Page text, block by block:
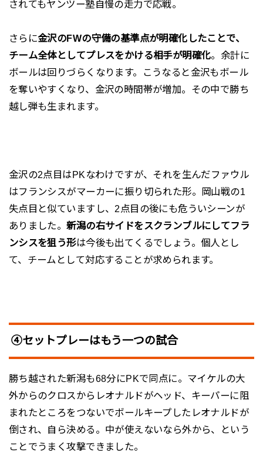
されてもヤンツー塾自慢の走力で応戦。
さらに金沢のFWの守備の基準点が明確化したことで、
チーム全体としてプレスをかける相手が明確化。余計に
ボールは回りづらくなります。こうなると金沢もボール
を奪いやすくなり、金沢の時間帯が増加。その中で勝ち
越し弾も生まれます。
金沢の2点目はPKなわけですが、それを生んだファウル
はフランシスがマーカーに振り切られた形。岡山戦の1
失点目と似ていますし、2点目の後にも危ういシーンが
ありました。新潟の右サイドをスクランブルにしてフラ
ンシスを狙う形は今後も出てくるでしょう。個人とし
て、チームとして対応することが求められます。
④セットプレーはもう一つの試合
勝ち越された新潟も68分にPKで同点に。マイケルの大
外からのクロスからレオナルドがヘッド、キーパーに阻
まれたところをつないでボールキープしたレオナルドが
倒され、自ら決める。中が使えないなら外から、という
ことでうまく攻撃できました。